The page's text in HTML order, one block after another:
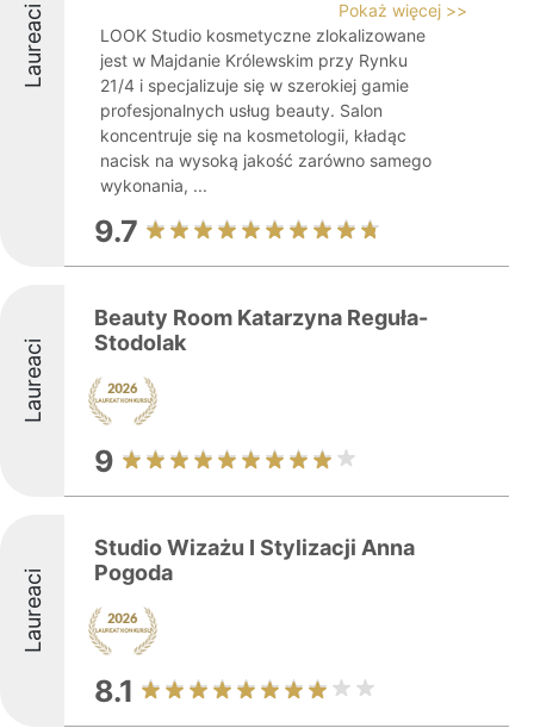
Laureaci
Pokaż więcej >>
LOOK Studio kosmetyczne zlokalizowane
jest w Majdanie Królewskim przy Rynku
21/4 i specjalizuje się w szerokiej gamie
profesjonalnych usług beauty. Salon
koncentruje się na kosmetologii, kładąc
nacisk na wysoką jakość zarówno samego
wykonania, ...
9.7
Laureaci
Beauty Room Katarzyna Reguła-
Stodolak
9
Laureaci
Studio Wizażu I Stylizacji Anna
Pogoda
8.1